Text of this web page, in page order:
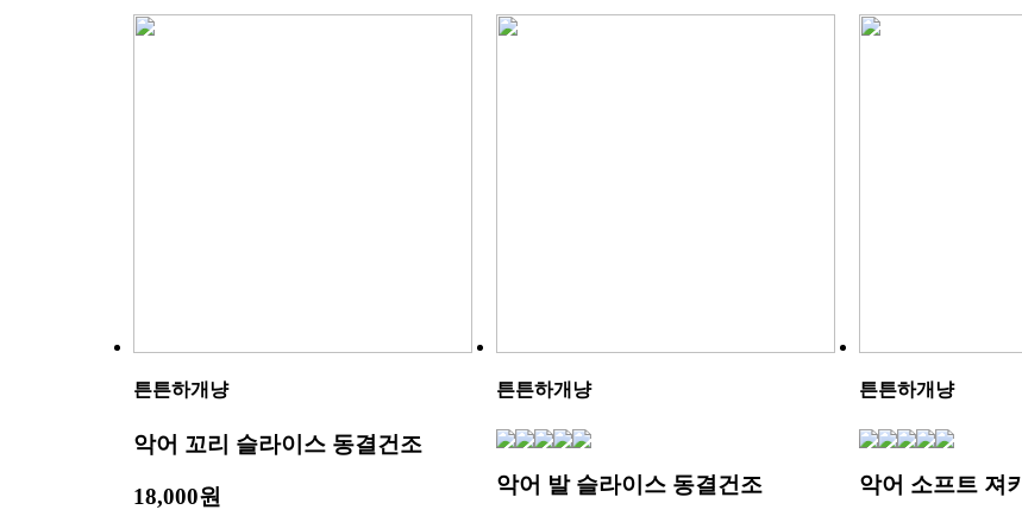
튼튼하개냥
악어 꼬리 슬라이스 동결건조
18,000원
튼튼하개냥
악어 발 슬라이스 동결건조
튼튼하개냥
악어 소프트 져키